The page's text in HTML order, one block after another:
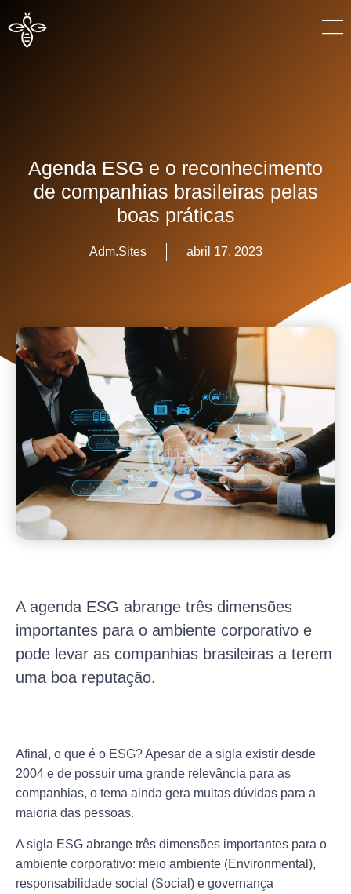
Agenda ESG e o reconhecimento
de companhias brasileiras pelas
boas práticas
Adm.Sites abril 17, 2023
A agenda ESG abrange três dimensões
importantes para o ambiente corporativo e
pode levar as companhias brasileiras a terem
uma boa reputação.
Afinal, o que é o ESG? Apesar de a sigla existir desde
2004 e de possuir uma grande relevância para as
companhias, o tema ainda gera muitas dúvidas para a
maioria das pessoas.
A sigla ESG abrange três dimensões importantes para o
ambiente corporativo: meio ambiente (Environmental),
responsabilidade social (Social) e governança